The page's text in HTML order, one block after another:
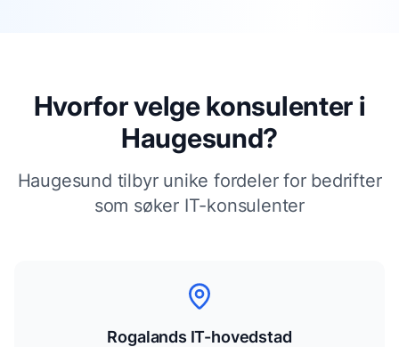
Hvorfor velge konsulenter i
Haugesund?
Haugesund tilbyr unike fordeler for bedrifter
som søker IT-konsulenter
Rogalands IT-hovedstad